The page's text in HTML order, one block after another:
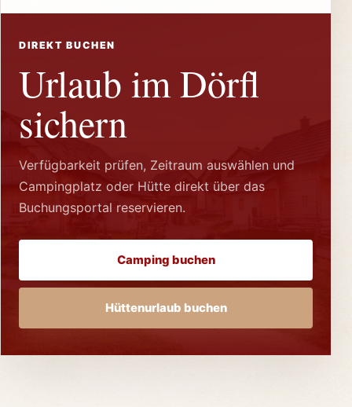
DIREKT BUCHEN
Urlaub im Dörfl
sichern
Verfügbarkeit prüfen, Zeitraum auswählen und
Campingplatz oder Hütte direkt über das
Buchungsportal reservieren.
Camping buchen
Hüttenurlaub buchen